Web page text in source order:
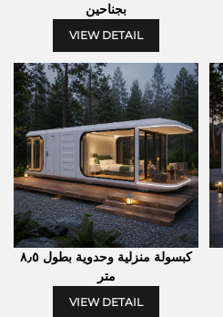
بجناحين
VIEW DETAIL
كبسولة منزلية وحدوية بطول ٨٫٥
متر
VIEW DETAIL